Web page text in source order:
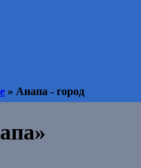
» Анапа - город